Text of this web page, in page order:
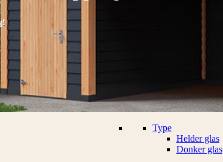
Type
Helder glas
Donker glas